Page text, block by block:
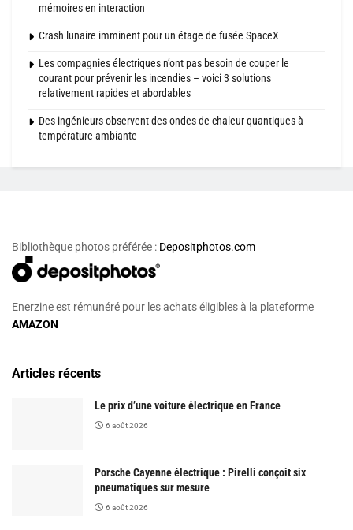
mémoires en interaction
Crash lunaire imminent pour un étage de fusée SpaceX
Les compagnies électriques n’ont pas besoin de couper le
courant pour prévenir les incendies – voici 3 solutions
relativement rapides et abordables
Des ingénieurs observent des ondes de chaleur quantiques à
température ambiante
Bibliothèque photos préférée : Depositphotos.com
Enerzine est rémunéré pour les achats éligibles à la plateforme
AMAZON
Articles récents
Le prix d’une voiture électrique en France
6 août 2026
Porsche Cayenne électrique : Pirelli conçoit six
pneumatiques sur mesure
6 août 2026